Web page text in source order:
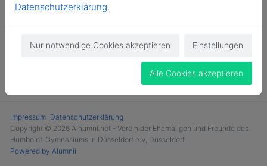
Impressum Datenschutzerklärung
Copyright © 2026 Alhumni.net - Verein der Ehemaligen und Freunde des
Humboldt-Gymnasiums in Düsseldorf e.V, Düsseldorf
Powered by Alumnii
Datenschutzerklärung.
Nur notwendige Cookies akzeptieren Einstellungen
Alle Cookies akzeptieren